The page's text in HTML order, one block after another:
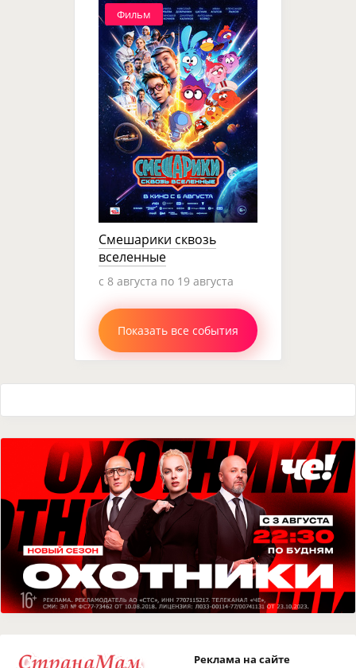
Фильм
Смешарики сквозь
вселенные
c 8 августа по 19 августа
Показать все события
Реклама на сайте